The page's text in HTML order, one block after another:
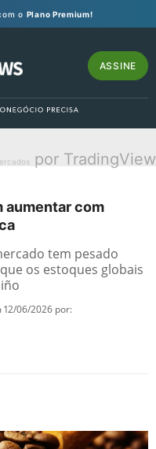
o Plano Premium!
ASSINE
por TradingView
aumentar com
tem pesado
os estoques globais
12/06/2026 por: